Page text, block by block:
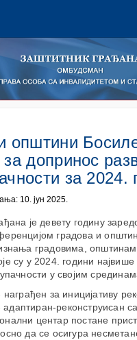
општини
допринос
за 2024.
10. јун 2025.
је девету годину
градова и
градовима,
су у 2024. години
у својим
награђен за иницијативу
адаптиран-реконструисан
центар постане
да се осигура